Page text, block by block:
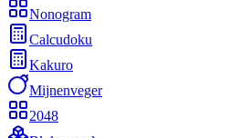
Nonogram
Calcudoku
Kakuro
Mijnenveger
2048